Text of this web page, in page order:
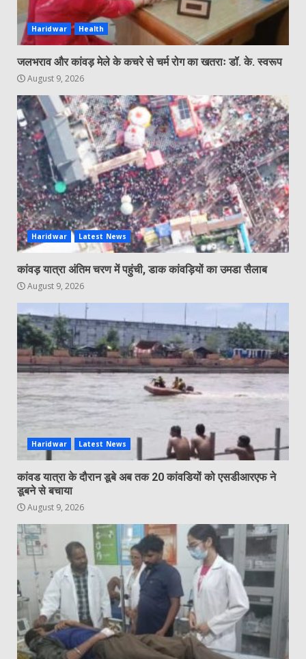
Haridwar Health
जलभराव और कांवड़ मेले के कचरे से चर्म रोग का खतराः डॉ. के. स्वरूप
August 9, 2026
Haridwar Latest News
कांवड़ यात्रा अंतिम चरण में पहुंची, डाक कांवड़ियों का उमडा सैलाब
August 9, 2026
Haridwar Latest News
कांवड यात्रा के दौरान डूबे अब तक 20 कांवडियों को एसडीआरएफ ने
डूबने से बचाया
August 9, 2026